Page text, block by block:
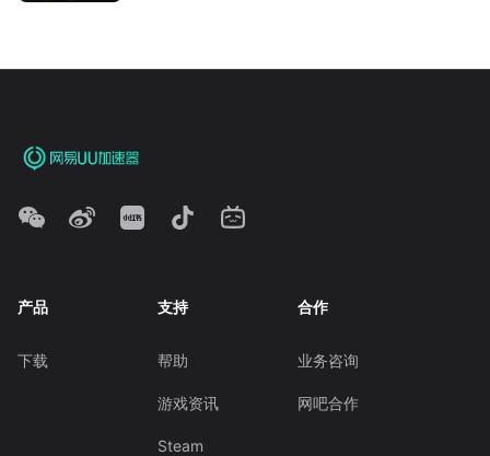
产品
下载
支持
帮助
游戏资讯
Steam
合作
业务咨询
网吧合作